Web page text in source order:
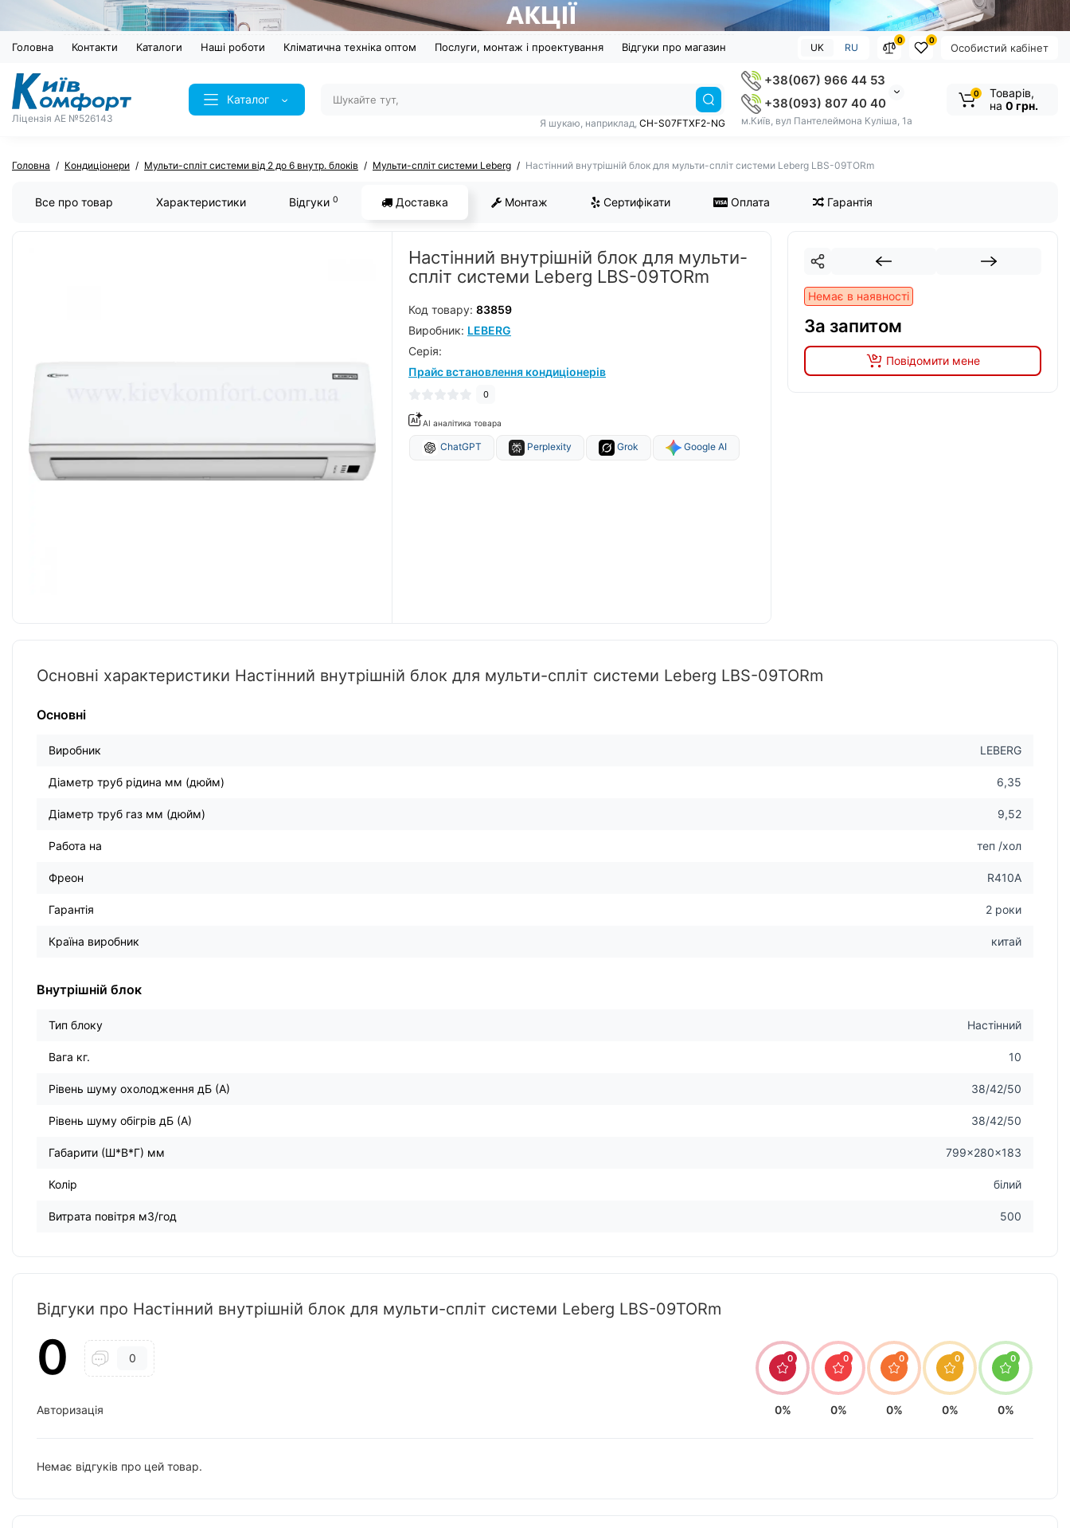
Головна Контакти Каталоги Наші роботи Кліматична техніка оптом Послуги, монтаж і проектування Відгуки про магазин Особистий кабінет
0
0
UK RU
Ліцензія AE №526143
Каталог
+38(067) 966 44 53
+38(093) 807 40 40
м.Київ, вул Пантелеймона Куліша, 1а
Я шукаю, наприклад, CH-S07FTXF2-NG
0
Товарів,
на 0 грн.
Головна Кондиціонери Мульти-спліт системи від 2 до 6 внутр. блоків Мульти-спліт системи Leberg Настінний внутрішній блок для мульти-спліт системи Leberg LBS-09TORm
Все про товар Характеристики Відгуки 0 Доставка Монтаж Сертифікати Оплата Гарантія
Настінний внутрішній блок для мульти-
спліт системи Leberg LBS-09TORm
Код товару: 83859
Виробник: LEBERG
Серiя:
Прайс встановлення кондиціонерів
0
AI аналітика товара
ChatGPT Perplexity Grok Google AI
Немає в наявності
За запитом
Повідомити мене
Основні характеристики Настінний внутрішній блок для мульти-спліт системи Leberg LBS-09TORm
Основні
Виробник LEBERG
Діаметр труб рідина мм (дюйм) 6,35
Діаметр труб газ мм (дюйм) 9,52
Работа на теп /хол
Фреон R410A
Гарантія 2 роки
Країна виробник китай
Внутрішній блок
Тип блоку Настінний
Вага кг. 10
Рівень шуму охолодження дБ (А) 38/42/50
Рівень шуму обігрів дБ (А) 38/42/50
Габарити (Ш*В*Г) мм 799×280×183
Колір білий
Витрата повітря м3/год 500
Відгуки про Настінний внутрішній блок для мульти-спліт системи Leberg LBS-09TORm
0 0
Авторизація
0
0%
0
0%
0
0%
0
0%
0
0%
Немає відгуків про цей товар.